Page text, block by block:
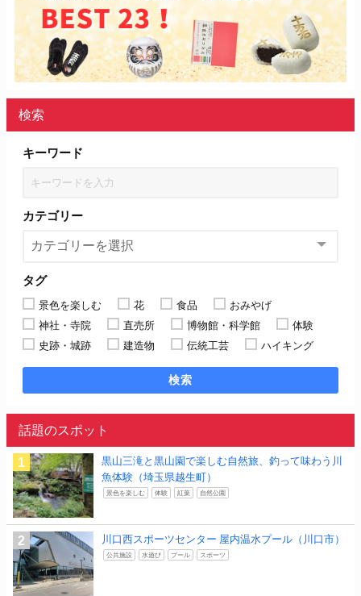
検索
キーワード
カテゴリー
タグ
景色を楽しむ 花 食品
おみやげ
神社・寺院
直売所 博物館・科学館
体験
史跡・城跡
建造物 伝統工芸 ハイキング
検索
話題のスポット
黒山三滝と黒山園で楽しむ自然旅、釣って味わう川
魚体験（埼玉県越生町）
景色を楽しむ 体験 紅葉 自然公園
川口西スポーツセンター 屋内温水プール（川口市）
公共施設 水遊び プール スポーツ